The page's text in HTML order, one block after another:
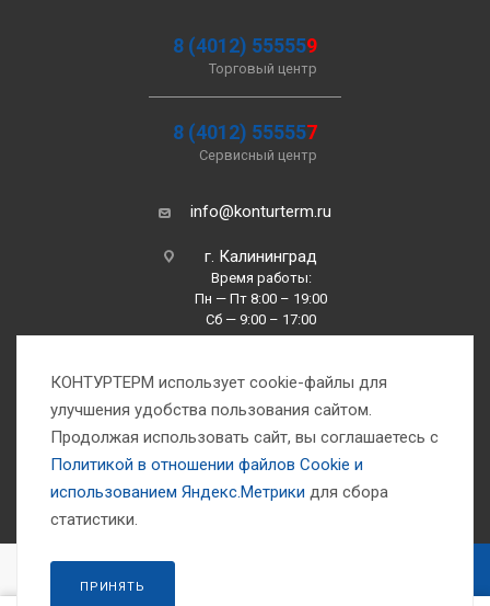
8 (4012) 555559
Торговый центр
8 (4012) 555557
Сервисный центр
info@konturterm.ru
г. Калининград
Время работы:
Пн — Пт 8:00 – 19:00
Сб — 9:00 – 17:00
Вс —10:00 – 16:00
1993-2026 © Компания «Контуртерм» — инженерно-торговый центр
КОНТУРТЕРМ использует cookie-файлы для
улучшения удобства пользования сайтом.
Продолжая использовать сайт, вы соглашаетесь с
Политикой в отношении файлов Сookie и
использованием Яндекс.Метрики для сбора
статистики.
ПРИНЯТЬ